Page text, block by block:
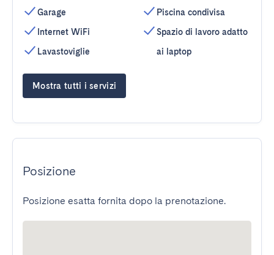
Garage
Internet WiFi
Lavastoviglie
Piscina condivisa
Spazio di lavoro adatto
ai laptop
Mostra tutti i servizi
Posizione
Posizione esatta fornita dopo la prenotazione.